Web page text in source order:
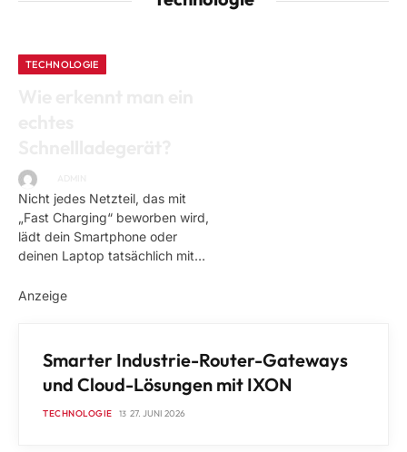
TECHNOLOGIE
Nicht jedes Netzteil, das mit
„Fast Charging“ beworben wird,
lädt dein Smartphone oder
deinen Laptop tatsächlich mit…
Anzeige
Smarter Industrie-Router-Gateways
und Cloud-Lösungen mit IXON
TECHNOLOGIE 27. JUNI 2026